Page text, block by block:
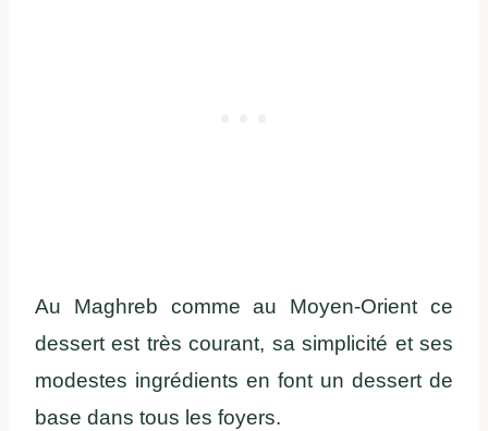
Au Maghreb comme au Moyen-Orient ce
dessert est très courant, sa simplicité et ses
modestes ingrédients en font un dessert de
base dans tous les foyers.